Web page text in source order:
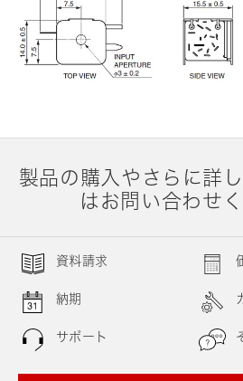
製品の購入やさらに詳
はお問い合わせく
資料請求
納期
サポート